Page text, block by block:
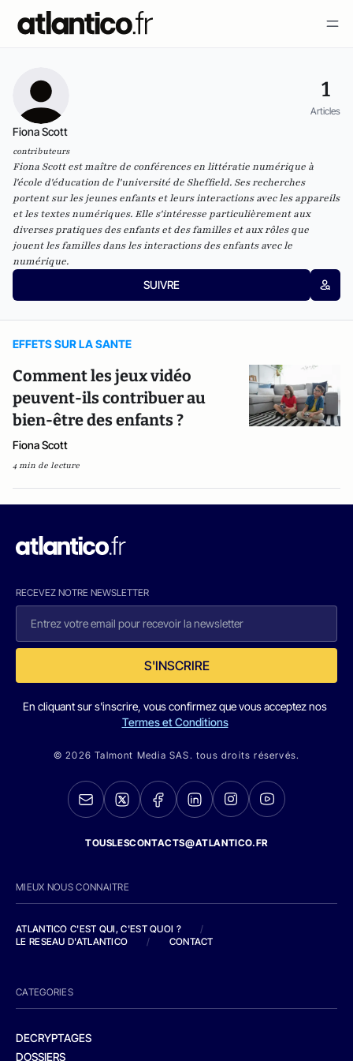
1
Articles
Fiona Scott
contributeurs
Fiona Scott est maître de conférences en littératie numérique à
l'école d'éducation de l'université de Sheffield. Ses recherches
portent sur les jeunes enfants et leurs interactions avec les appareils
et les textes numériques. Elle s'intéresse particulièrement aux
diverses pratiques des enfants et des familles et aux rôles que
jouent les familles dans les interactions des enfants avec le
numérique.
SUIVRE
EFFETS SUR LA SANTE
Comment les jeux vidéo
peuvent-ils contribuer au
bien-être des enfants ?
Fiona Scott
4 min de lecture
RECEVEZ NOTRE NEWSLETTER
S'INSCRIRE
En cliquant sur s'inscrire, vous confirmez que vous acceptez nos
Termes et Conditions
© 2026 Talmont Media SAS. tous droits réservés.
TOUSLESCONTACTS@ATLANTICO.FR
MIEUX NOUS CONNAITRE
ATLANTICO C'EST QUI, C'EST QUOI ?
/
LE RESEAU D'ATLANTICO
/ CONTACT
CATEGORIES
DECRYPTAGES
DOSSIERS